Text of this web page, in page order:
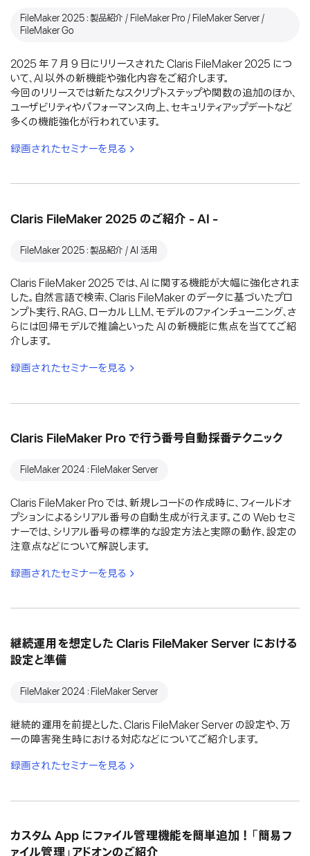
FileMaker 2025：製品紹介 / FileMaker Pro / FileMaker Server /
FileMaker Go
2025 年 7 月 9 日にリリースされた Claris FileMaker 2025 につ
いて、AI 以外の新機能や強化内容をご紹介します。
今回のリリースでは新たなスクリプトステップや関数の追加のほか、
ユーザビリティやパフォーマンス向上、セキュリティアップデートなど
多くの機能強化が行われています。
録画されたセミナーを見る
Claris FileMaker 2025 のご紹介 - AI -
FileMaker 2025：製品紹介 / AI 活用
Claris FileMaker 2025 では、AI に関する機能が大幅に強化されま
した。自然言語で検索、Claris FileMaker のデータに基づいたプロ
ンプト実行、RAG、ローカル LLM、モデルのファインチューニング、さ
らには回帰モデルで推論といった AI の新機能に焦点を当ててご紹
介します。
録画されたセミナーを見る
Claris FileMaker Pro で行う番号自動採番テクニック
FileMaker 2024：FileMaker Server
Claris FileMaker Pro では、新規レコードの作成時に、フィールドオ
プションによるシリアル番号の自動生成が行えます。この Web セミ
ナーでは、シリアル番号の標準的な設定方法と実際の動作、設定の
注意点などについて解説します。
録画されたセミナーを見る
継続運用を想定した Claris FileMaker Server における
設定と準備
FileMaker 2024：FileMaker Server
継続的運用を前提とした、Claris FileMaker Server の設定や、万
一の障害発生時における対応などについてご紹介します。
録画されたセミナーを見る
カスタム App にファイル管理機能を簡単追加！「簡易フ
ァイル管理」アドオンのご紹介